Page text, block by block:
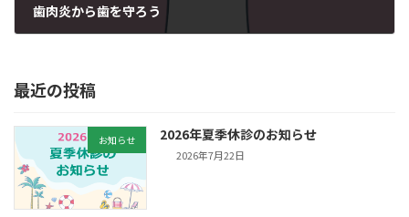
歯肉炎から歯を守ろう
最近の投稿
お知らせ 2026年夏季休診のお知らせ
2026年7月22日